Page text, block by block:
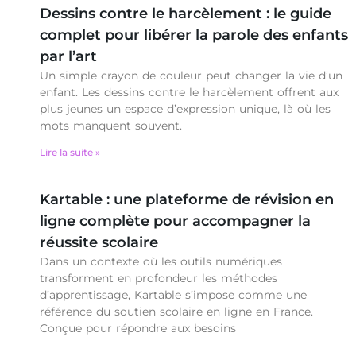
Dessins contre le harcèlement : le guide
complet pour libérer la parole des enfants
par l’art
Un simple crayon de couleur peut changer la vie d’un
enfant. Les dessins contre le harcèlement offrent aux
plus jeunes un espace d’expression unique, là où les
mots manquent souvent.
Lire la suite »
Kartable : une plateforme de révision en
ligne complète pour accompagner la
réussite scolaire
Dans un contexte où les outils numériques
transforment en profondeur les méthodes
d’apprentissage, Kartable s’impose comme une
référence du soutien scolaire en ligne en France.
Conçue pour répondre aux besoins